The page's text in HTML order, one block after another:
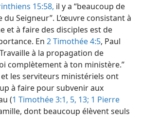
15:58, il y a “beaucoup de
Seigneur”. L’œuvre consistant à
et à faire des disciples est de
En 2 Timothée 4:5, Paul
à la propagation de
complètement à ton ministère.”
et les serviteurs ministériels ont
à faire pour subvenir aux
(1 Timothée 3:1, 5, 13; 1 Pierre
dont beaucoup élèvent seuls